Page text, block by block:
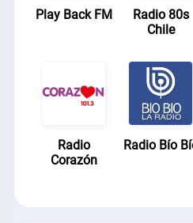
Play Back FM
Radio 80s
Chile
Radio
Corazón
Radio Bío